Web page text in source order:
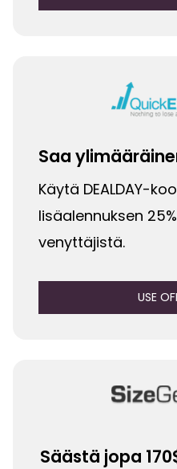
Saa
Käytä DEALDAY-
lisäalennuksen
venyttäjistä.
USE
Säästä jopa